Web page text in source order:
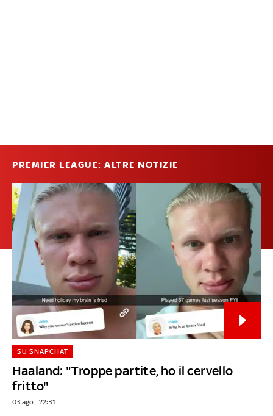
PREMIER LEAGUE: ALTRE NOTIZIE
Haaland: "Troppe partite, ho il cervello
fritto"
SU SNAPCHAT
03 ago - 22:31